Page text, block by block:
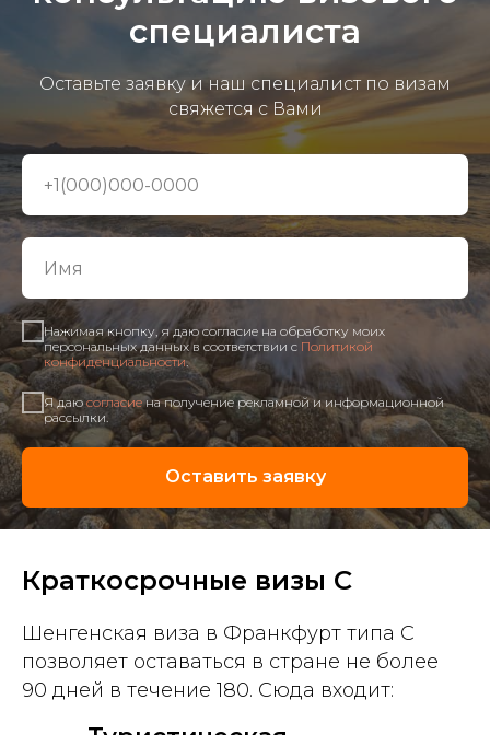
специалиста
Оставьте заявку и наш специалист по визам
свяжется с Вами
Нажимая кнопку, я даю согласие на обработку моих
персональных данных в соответствии с Политикой
конфиденциальности.
Я даюсогласиена получение рекламной и информационной
рассылки.
Оставить заявку
Краткосрочные визы C
Шенгенская виза в Франкфурт типа C
позволяет оставаться в стране не более
90 дней в течение 180. Сюда входит: